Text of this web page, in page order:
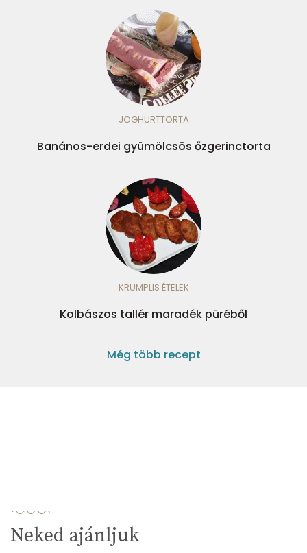
JOGHURTTORTA
Banános-erdei gyümölcsös őzgerinctorta
KRUMPLIS ÉTELEK
Kolbászos tallér maradék püréből
Még több recept
Neked ajánljuk